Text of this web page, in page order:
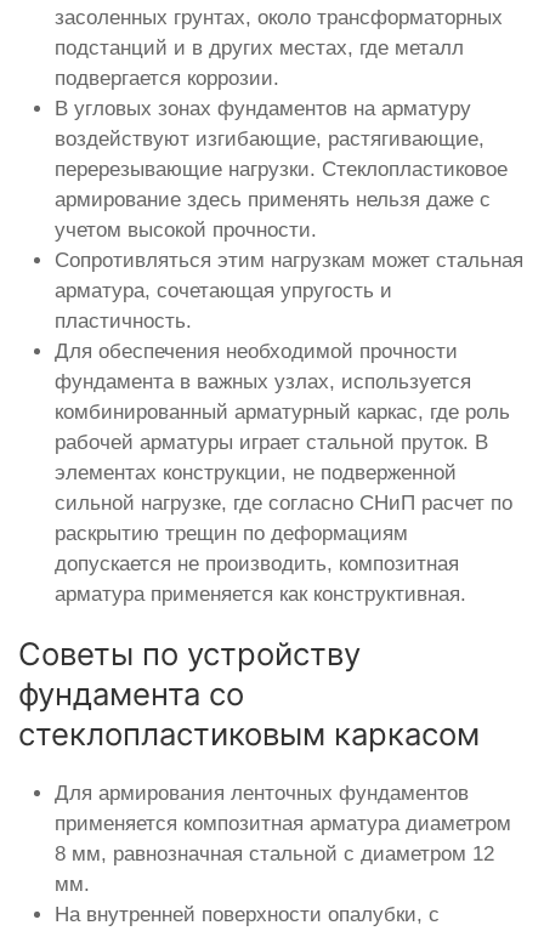
засоленных грунтах, около трансформаторных
подстанций и в других местах, где металл
подвергается коррозии.
В угловых зонах фундаментов на арматуру
воздействуют изгибающие, растягивающие,
перерезывающие нагрузки. Стеклопластиковое
армирование здесь применять нельзя даже с
учетом высокой прочности.
Сопротивляться этим нагрузкам может стальная
арматура, сочетающая упругость и
пластичность.
Для обеспечения необходимой прочности
фундамента в важных узлах, используется
комбинированный арматурный каркас, где роль
рабочей арматуры играет стальной пруток. В
элементах конструкции, не подверженной
сильной нагрузке, где согласно СНиП расчет по
раскрытию трещин по деформациям
допускается не производить, композитная
арматура применяется как конструктивная.
Советы по устройству
фундамента со
стеклопластиковым каркасом
Для армирования ленточных фундаментов
применяется композитная арматура диаметром
8 мм, равнозначная стальной с диаметром 12
мм.
На внутренней поверхности опалубки, с